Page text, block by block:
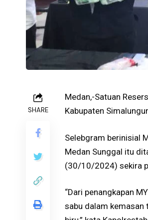
SHARE
Medan,-Satuan
Kabupaten
Selebgram berinisial
Medan Sunggal itu
(30/10/2024) sekira
“Dari penangkapan
sabu dalam kemasan